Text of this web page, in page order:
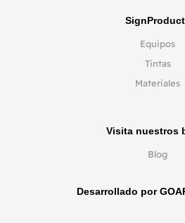
Equipos
Tintas
Materiales
Desarrollado por
Visita nuestros
Blog